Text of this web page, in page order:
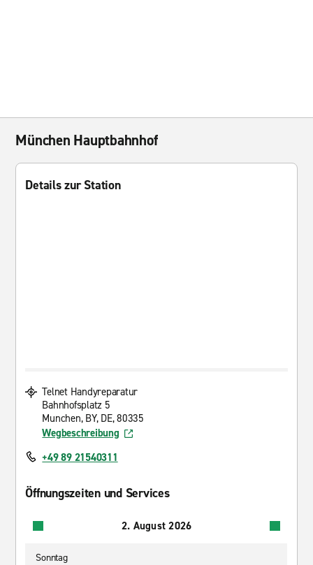
München Hauptbahnhof
Details zur Station
Telnet Handyreparatur
Bahnhofsplatz 5
Munchen, BY, DE, 80335
Wegbeschreibung
+49 89 21540311
Öffnungszeiten und Services
2. August 2026
Sonntag